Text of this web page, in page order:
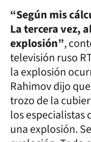
“Según mis
La tercera vez,
explosión”,
televisión ruso
la explosión
Rahimov dijo
trozo de la
los especialistas
una explosión.